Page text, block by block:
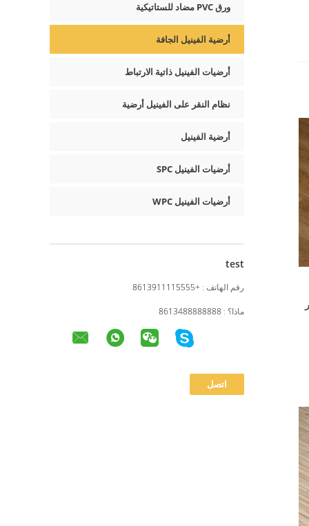
ورق PVC مضاد للستاتيكية
أرضية الفينيل الجافة
أرضيات الفينيل ذاتية الارتباط
نظام النقر على الفينيل أرضية
أرضية الفينيل
أرضيات الفينيل SPC
أرضيات الفينيل WPC
test
رقم الهاتف : +8613911115555
ماذا؟ :